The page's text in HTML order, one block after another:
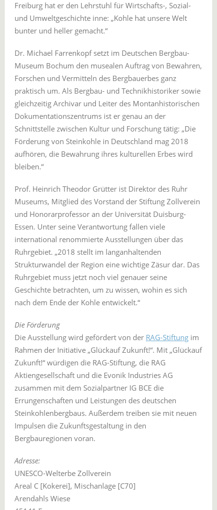
Freiburg hat er den Lehrstuhl für Wirtschafts-, Sozial-
und Umweltgeschichte inne: „Kohle hat unsere Welt
bunter und heller gemacht.“
Dr. Michael Farrenkopf setzt im Deutschen Bergbau-
Museum Bochum den musealen Auftrag von Bewahren,
Forschen und Vermitteln des Bergbauerbes ganz
praktisch um. Als Bergbau- und Technikhistoriker sowie
gleichzeitig Archivar und Leiter des Montanhistorischen
Dokumentationszentrums ist er genau an der
Schnittstelle zwischen Kultur und Forschung tätig: „Die
Förderung von Steinkohle in Deutschland mag 2018
aufhören, die Bewahrung ihres kulturellen Erbes wird
bleiben.“
Prof. Heinrich Theodor Grütter ist Direktor des Ruhr
Museums, Mitglied des Vorstand der Stiftung Zollverein
und Honorarprofessor an der Universität Duisburg-
Essen. Unter seine Verantwortung fallen viele
international renommierte Ausstellungen über das
Ruhrgebiet. „2018 stellt im langanhaltenden
Strukturwandel der Region eine wichtige Zäsur dar. Das
Ruhrgebiet muss jetzt noch viel genauer seine
Geschichte betrachten, um zu wissen, wohin es sich
nach dem Ende der Kohle entwickelt.“
Die Förderung
Die Ausstellung wird gefördert von der RAG-Stiftung im
Rahmen der Initiative „Glückauf Zukunft!“. Mit „Glückauf
Zukunft!“ würdigen die RAG-Stiftung, die RAG
Aktiengesellschaft und die Evonik Industries AG
zusammen mit dem Sozialpartner IG BCE die
Errungenschaften und Leistungen des deutschen
Steinkohlenbergbaus. Außerdem treiben sie mit neuen
Impulsen die Zukunftsgestaltung in den
Bergbauregionen voran.
Adresse:
UNESCO-Welterbe Zollverein
Areal C [Kokerei], Mischanlage [C70]
Arendahls Wiese